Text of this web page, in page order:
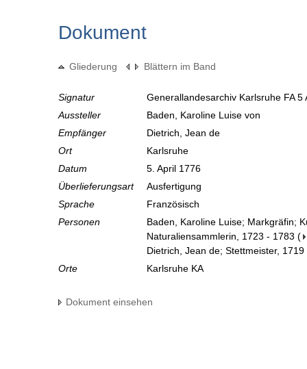
Dokument
Gliederung Blättern im Band
Signatur
Generallandesarchiv Karlsruhe FA
Aussteller
Baden, Karoline Luise von
Empfänger
Dietrich, Jean de
Ort
Karlsruhe
Datum
5. April 1776
Überlieferungsart
Ausfertigung
Sprache
Französisch
Personen
Baden, Karoline Luise; Markgräfin;
Naturaliensammlerin, 1723 - 1783 (
Dietrich, Jean de; Stettmeister,
Orte
Karlsruhe KA
Dokument einsehen